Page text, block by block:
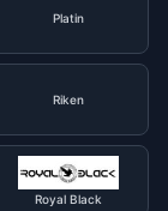
Platin
Riken
Royal Black